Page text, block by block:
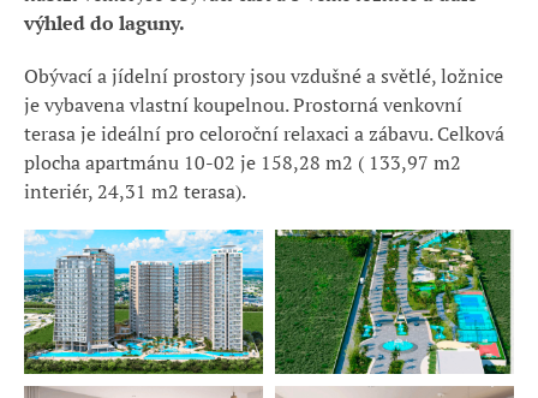
výhled do laguny.
Obývací a jídelní prostory jsou vzdušné a světlé, ložnice
je vybavena vlastní koupelnou. Prostorná venkovní
terasa je ideální pro celoroční relaxaci a zábavu. Celková
plocha apartmánu 10-02 je 158,28 m2 ( 133,97 m2
interiér, 24,31 m2 terasa).